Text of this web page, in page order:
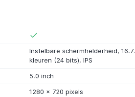
Instelbare schermhelderheid,
kleuren (24 bits), IPS
5.0 inch
1280 x 720 pixels